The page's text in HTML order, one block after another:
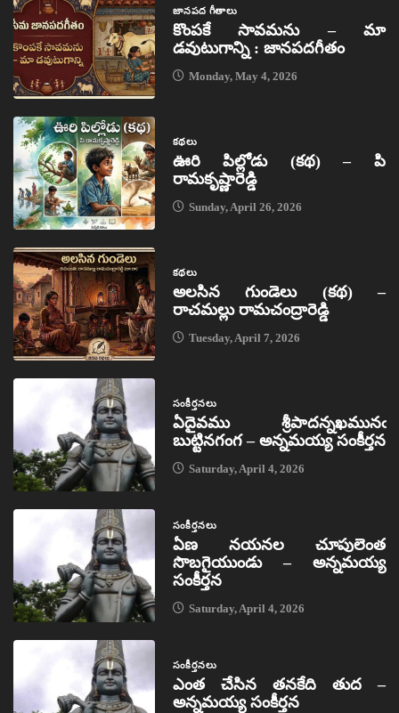
జానపద గీతాలు
కొంపకే సావమను – మా
డవుటుగాన్ని : జానపదగీతం
Monday, May 4, 2026
కథలు
ఊరి పిల్లోడు (కథ) – పి
రామకృష్ణారెడ్డి
Sunday, April 26, 2026
కథలు
అలసిన గుండెలు (కథ) –
రాచమల్లు రామచంద్రారెడ్డి
Tuesday, April 7, 2026
సంకీర్తనలు
ఏదైవము శ్రీపాదన్నఖమునఁ
బుట్టినగంగ – అన్నమయ్య సంకీర్తన
Saturday, April 4, 2026
సంకీర్తనలు
ఏణ నయనల చూపులెంత
సొబగైయుండు – అన్నమయ్య
సంకీర్తన
Saturday, April 4, 2026
సంకీర్తనలు
ఎంత చేసిన తనకేది తుద –
అన్నమయ్య సంకీర్తన